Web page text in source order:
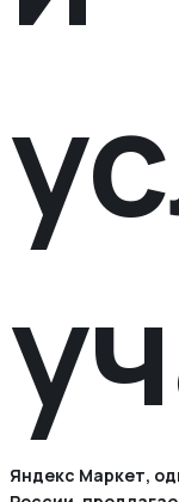
Яндекс Маркет,